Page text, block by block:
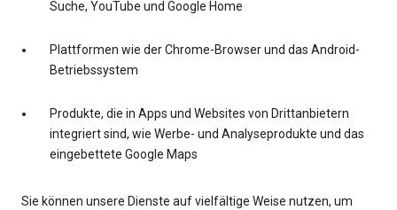
Suche, YouTube und Google Home
Plattformen wie der Chrome-Browser und das Android-
Betriebssystem
Produkte, die in Apps und Websites von Drittanbietern
integriert sind, wie Werbe- und Analyseprodukte und das
eingebettete Google Maps
Sie können unsere Dienste auf vielfältige Weise nutzen, um